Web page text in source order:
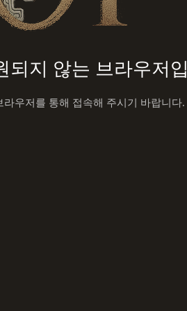
되지 않는 브라우저
우저를 통해 접속해 주시기 바랍니다.